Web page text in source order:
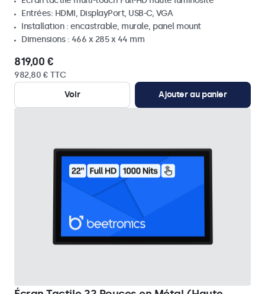
Entrées: HDMI, DisplayPort, USB-C, VGA
Installation : encastrable, murale, panel mount
Dimensions : 466 x 285 x 44 mm
819,00 €
982,80 € TTC
Voir
Ajouter au panier